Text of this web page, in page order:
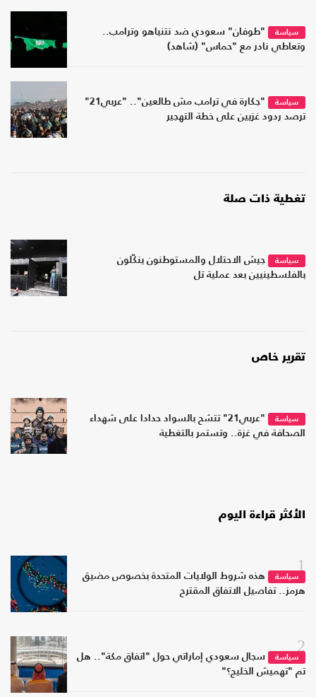
سياسة
"طوفان" سعودي ضد نتنياهو وترامب..
وتعاطي نادر مع "حماس" (شاهد)
سياسة
"جكارة في ترامب مش طالعين".. "عربي21"
ترصد ردود غزيين على خطة التهجير
تغطية ذات صلة
سياسة
جيش الاحتلال والمستوطنون ينكّلون
بالفلسطينيين بعد عملية تل
تقرير خاص
سياسة
"عربي21" تتشح بالسواد حدادا على شهداء
الصحافة في غزة.. وتستمر بالتغطية
الأكثر قراءة اليوم
1
سياسة
هذه شروط الولايات المتحدة بخصوص مضيق
هرمز.. تفاصيل الاتفاق المقترح
2
سياسة
سجال سعودي إماراتي حول "اتفاق مكة".. هل
تم "تهميش الخليج؟"